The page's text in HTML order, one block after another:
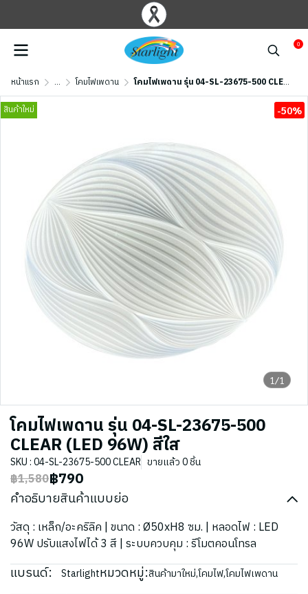
0
หน้าแรก ... โคมไฟเพดาน โคมไฟเพดาน รุ่น 04-SL-23675-500 CLEAR (LED 96W) สีใส
1/1
สินค้าใหม่ -50%
โคมไฟเพดาน รุ่น 04-SL-23675-500
CLEAR (LED 96W) สีใส
SKU : 04-SL-23675-500 CLEAR ขายแล้ว 0 ชิ้น
฿1,580฿790
คำอธิบายสินค้าแบบย่อ
วัสดุ : เหล็ก/อะคริลิค | ขนาด : Ø50xH8 ซม. | หลอดไฟ : LED
96W ปรับแสงไฟได้ 3 สี | ระบบควบคุม : รีโมตคอนโทรล
แบรนด์: Starlightหมวดหมู่:สินค้ามาใหม่,โคมไฟ,โคมไฟเพดาน